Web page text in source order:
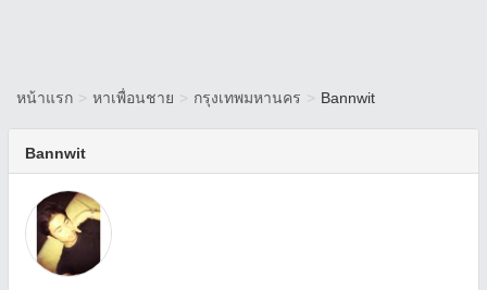
หน้าแรก > หาเพื่อนชาย > กรุงเทพมหานคร > Bannwit
Bannwit